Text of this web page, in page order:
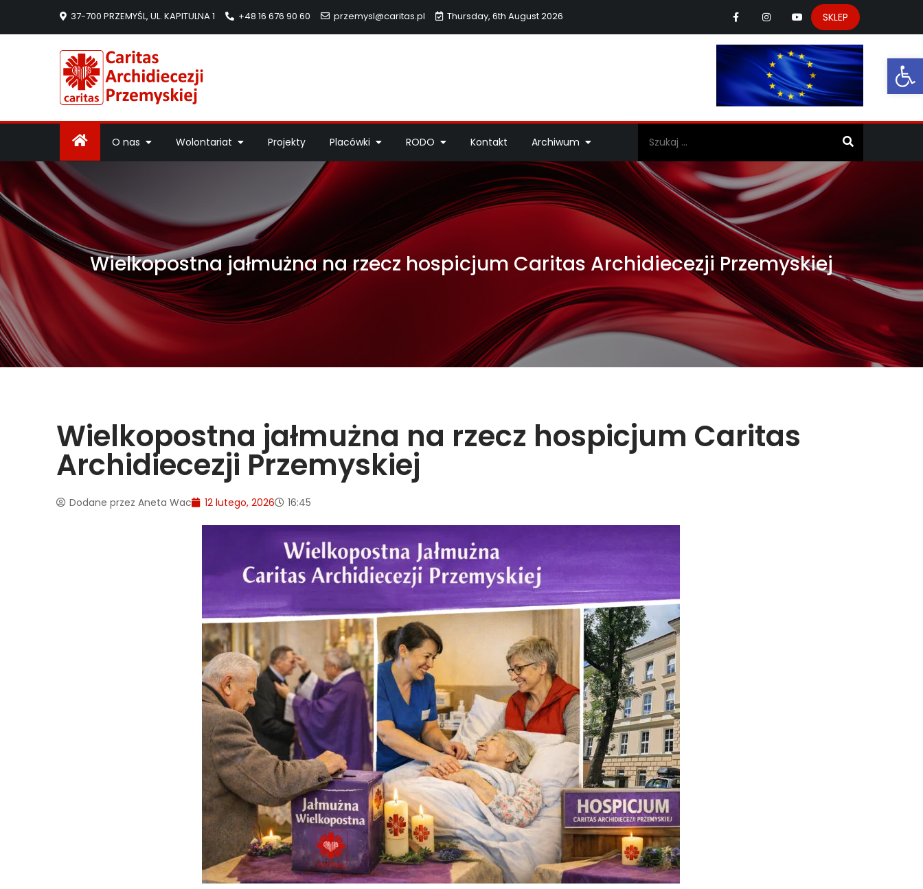
37-700 PRZEMYŚL, UL. KAPITULNA 1 +48 16 676 90 60 przemysl@caritas.pl Thursday, 6th August 2026 SKLEP
O nas Wolontariat Projekty Placówki RODO Kontakt Archiwum
Wielkopostna jałmużna na rzecz hospicjum Caritas Archidiecezji Przemyskiej
Wielkopostna jałmużna na rzecz hospicjum Caritas
Archidiecezji Przemyskiej
Dodane przez Aneta Wac 12 lutego, 2026 16:45